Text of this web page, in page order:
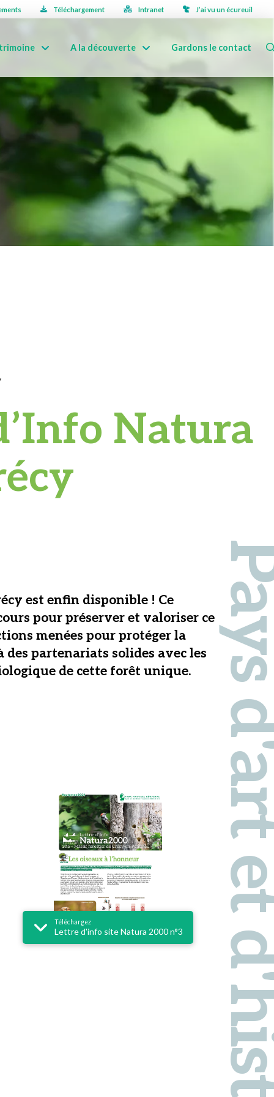
Téléchargement Intranet J’ai vu un écureuil
A la découverte Gardons le contact
Natura
est enfin disponible ! Ce
pour préserver et valoriser ce
menées pour protéger la
des partenariats solides avec les
de cette forêt unique.
Téléchargez
Lettre d'info site Natura 2000 n°3 Pays